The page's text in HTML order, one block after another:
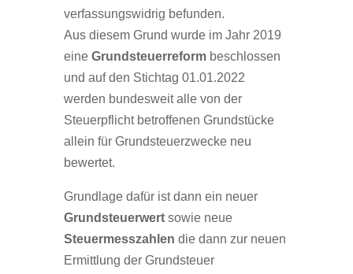
verfassungswidrig befunden.
Aus diesem Grund wurde im Jahr 2019
eine Grundsteuerreformbeschlossen
und auf den Stichtag 01.01.2022
werden bundesweit alle von der
Steuerpflicht betroffenen Grundstücke
allein für Grundsteuerzwecke neu
bewertet.
Grundlage dafür ist dann ein neuer
Grundsteuerwertsowie neue
Steuermesszahlen die dann zur neuen
Ermittlung der Grundsteuer